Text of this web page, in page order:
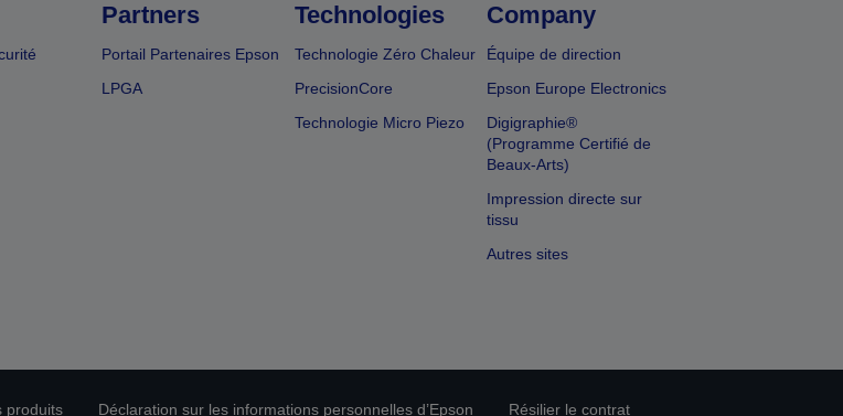
Partners
Portail Partenaires Epson
LPGA
Technologies
Technologie Zéro Chaleur
PrecisionCore
Technologie Micro Piezo
Company
Équipe de direction
Epson Europe Electronics
Digigraphie®
(Programme Certifié de
Beaux-Arts)
Impression directe sur
tissu
Autres sites
produits Déclaration sur les informations personnelles d’Epson Résilier le contrat